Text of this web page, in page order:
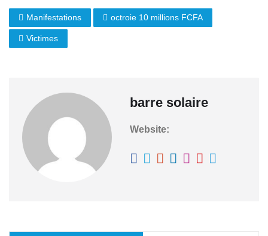
Manifestations octroie 10 millions FCFA
Victimes
barre solaire
Website: